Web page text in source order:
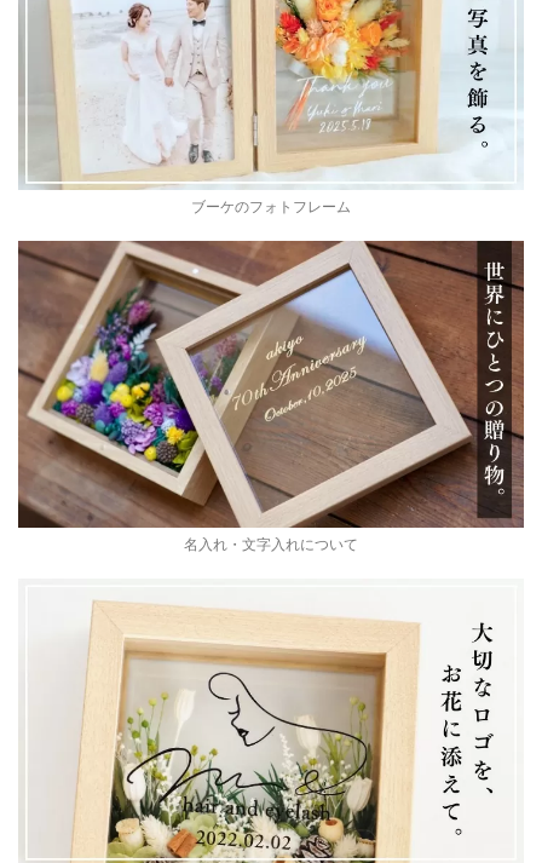
ブーケのフォトフレーム
名入れ・文字入れについて